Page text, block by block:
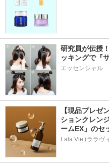
研究員が伝授
ッキングで『
エッセンシャル
【現品プレゼ
ションクレン
ームEX」のセ
Lala Vie (ララヴ